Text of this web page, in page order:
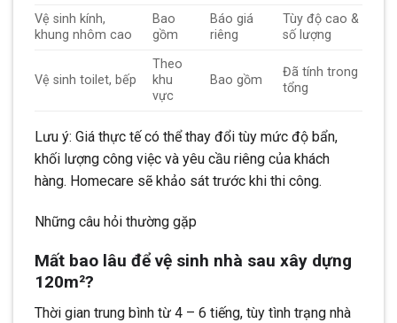
Vệ sinh kính,
khung nhôm cao
Bao
gồm
Báo giá
riêng
Tùy độ cao &
số lượng
Vệ sinh toilet, bếp
Theo
khu
vực
Bao gồm
Đã tính trong
tổng
Lưu ý: Giá thực tế có thể thay đổi tùy mức độ bẩn,
khối lượng công việc và yêu cầu riêng của khách
hàng. Homecare sẽ khảo sát trước khi thi công.
Những câu hỏi thường gặp
Mất bao lâu để vệ sinh nhà sau xây dựng
120m²?
Thời gian trung bình từ 4 – 6 tiếng, tùy tình trạng nhà